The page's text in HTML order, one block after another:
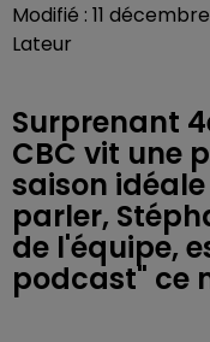
Modifié : 11
Lateur
Surprenant
CBC vit une
saison idéale
parler,
de l'équipe,
podcast" ce